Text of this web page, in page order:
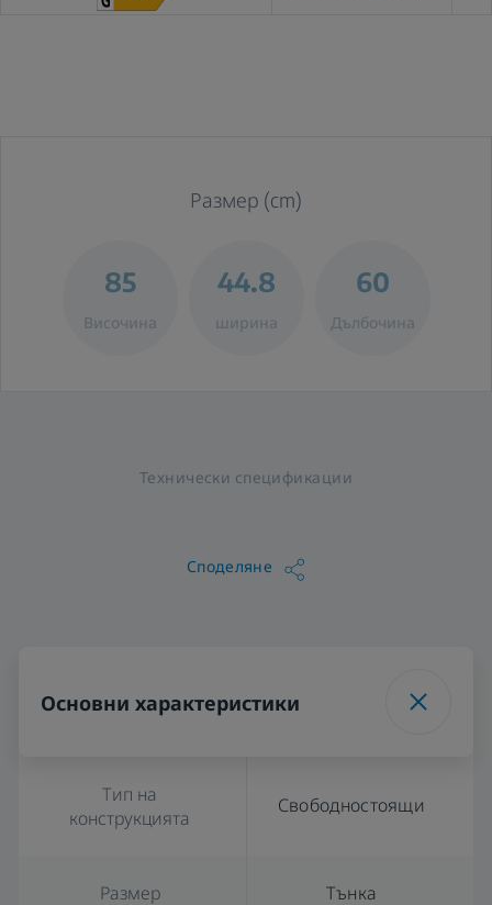
Размер (cm)
85
Височина
44.8
ширина
60
Дълбочина
Технически спецификации
Споделяне
Основни характеристики
Тип на
конструкцията
Свободностоящи
Размер Тънка